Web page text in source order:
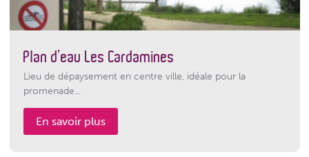
Plan d’eau Les Cardamines
Lieu de dépaysement en centre ville, idéale pour la
promenade...
En savoir plus